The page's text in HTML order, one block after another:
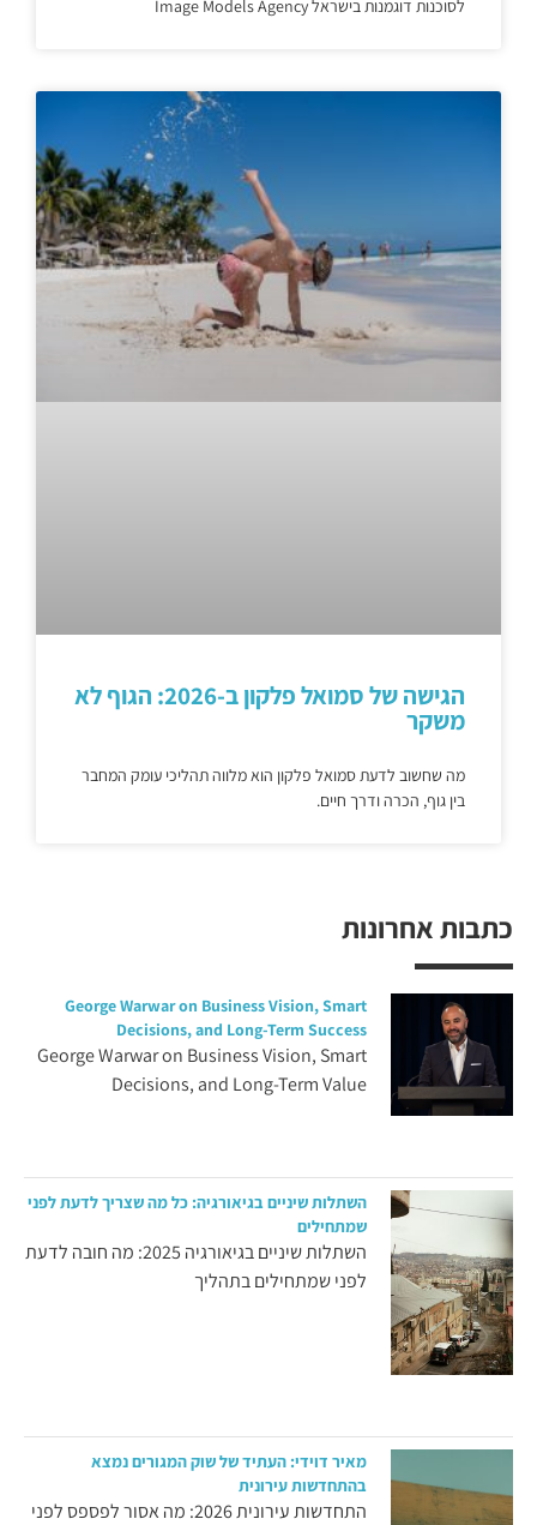
כתבות אחרונות
George Warwar on Business Vision, Smart
Decisions, and Long-Term Success
George Warwar on Business Vision, Smart
Decisions, and Long-Term Value
השתלות שיניים בגיאורגיה: כל מה שצריך לדעת לפני
שמתחילים
השתלות שיניים בגיאורגיה 2025: מה חובה לדעת
לפני שמתחילים בתהליך
מאיר דוידי: העתיד של שוק המגורים נמצא
בהתחדשות עירונית
התחדשות עירונית 2026: מה אסור לפספס לפני
לסוכנות דוגמנות בישראל Image Models Agency
הגישה של סמואל פלקון ב-2026: הגוף לא
משקר
מה שחשוב לדעת סמואל פלקון הוא מלווה תהליכי עומק המחבר
בין גוף, הכרה ודרך חיים.